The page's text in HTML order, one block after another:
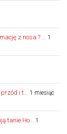
z nosa ? ...
1
i t...
1 miesiąc
tanie Ho...
1